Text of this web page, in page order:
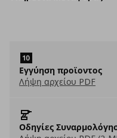
Εγγύηση προϊοντος
Λήψη αρχείου PDF
Οδηγίες